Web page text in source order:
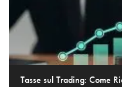
Tasse sul Trading: Come